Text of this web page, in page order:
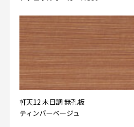
軒天12 木目調 無孔板
ティンバーベージュ